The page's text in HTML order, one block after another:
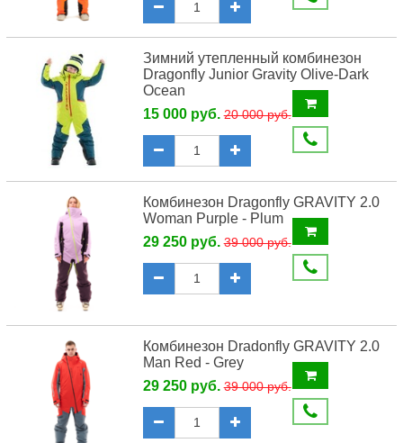
Зимний утепленный комбинезон
Dragonfly Junior Gravity Olive-Dark
Ocean
15 000 руб.20 000 руб.
Комбинезон Dragonfly GRAVITY 2.0
Woman Purple - Plum
29 250 руб.39 000 руб.
Комбинезон Dradonfly GRAVITY 2.0
Man Red - Grey
29 250 руб.39 000 руб.